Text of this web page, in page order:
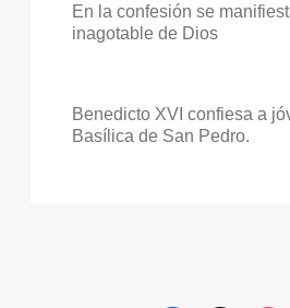
En la confesión se
inagotable de Dios
Benedicto XVI confiesa a
Basílica de San Pedro.